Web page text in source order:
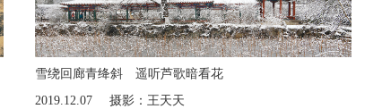
雪绕回廊青绛斜 遥听芦歌暗看花
2019.12.07
摄影：王天天